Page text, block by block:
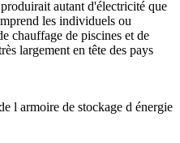
autant d'électricité que
les individuels ou
chauffage de piscines et de
largement en tête des pays